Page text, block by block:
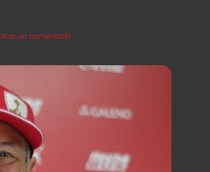
un comentario